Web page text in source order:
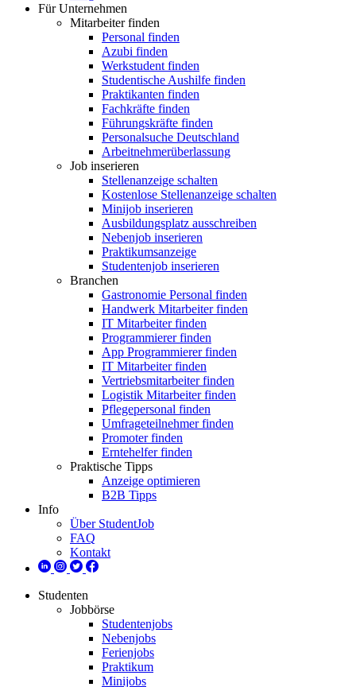
Für Unternehmen
Mitarbeiter finden
Personal finden
Azubi finden
Werkstudent finden
Studentische Aushilfe finden
Praktikanten finden
Fachkräfte finden
Führungskräfte finden
Personalsuche Deutschland
Arbeitnehmerüberlassung
Job inserieren
Stellenanzeige schalten
Kostenlose Stellenanzeige schalten
Minijob inserieren
Ausbildungsplatz ausschreiben
Nebenjob inserieren
Praktikumsanzeige
Studentenjob inserieren
Branchen
Gastronomie Personal finden
Handwerk Mitarbeiter finden
IT Mitarbeiter finden
Programmierer finden
App Programmierer finden
IT Mitarbeiter finden
Vertriebsmitarbeiter finden
Logistik Mitarbeiter finden
Pflegepersonal finden
Umfrageteilnehmer finden
Promoter finden
Erntehelfer finden
Praktische Tipps
Anzeige optimieren
B2B Tipps
Info
Über StudentJob
FAQ
Kontakt
Studenten
Jobbörse
Studentenjobs
Nebenjobs
Ferienjobs
Praktikum
Minijobs